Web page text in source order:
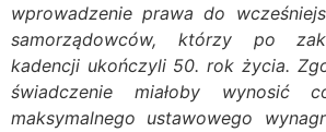
wprowadzenie prawa do
samorządowców, którzy po
kadencji ukończyli 50. rok życia.
świadczenie miałoby wynosić
maksymalnego ustawowego